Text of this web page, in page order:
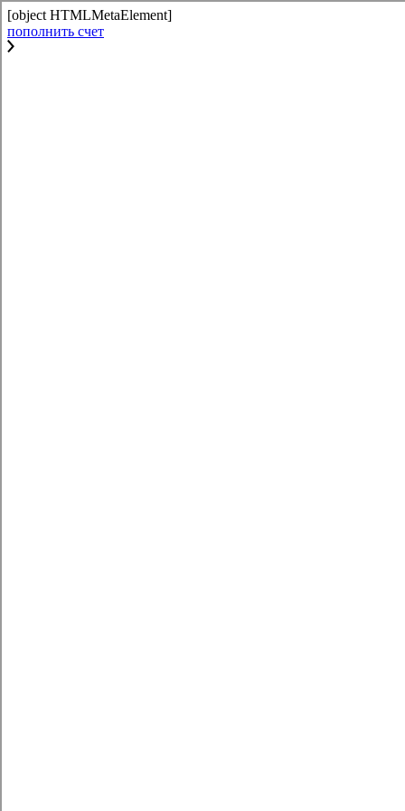
[object HTMLMetaElement]
пополнить счет